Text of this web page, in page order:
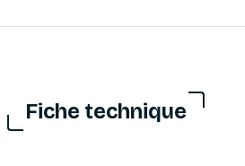
Fiche technique